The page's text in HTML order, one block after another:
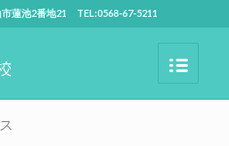
市蓮池2番地21 TEL:0568-67-5211